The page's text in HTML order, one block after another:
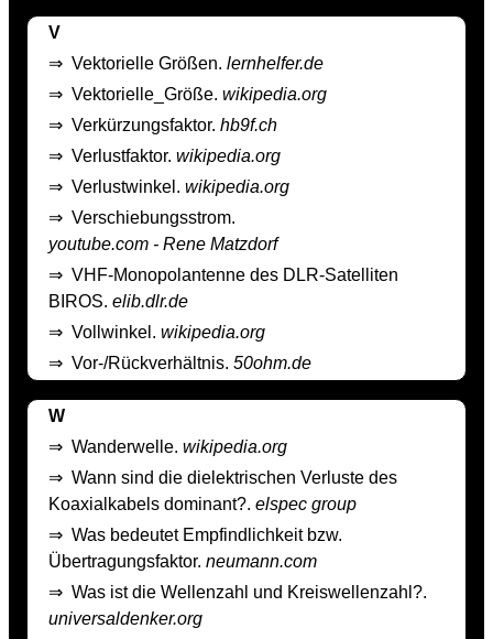
V
⇒ Vektorielle Größen. lernhelfer.de
⇒ Vektorielle_Größe. wikipedia.org
⇒ Verkürzungsfaktor. hb9f.ch
⇒ Verlustfaktor. wikipedia.org
⇒ Verlustwinkel. wikipedia.org
⇒ Verschiebungsstrom.
youtube.com - Rene Matzdorf
⇒ VHF-Monopolantenne des DLR-Satelliten
BIROS. elib.dlr.de
⇒ Vollwinkel. wikipedia.org
⇒ Vor-/Rückverhältnis. 50ohm.de
W
⇒ Wanderwelle. wikipedia.org
⇒ Wann sind die dielektrischen Verluste des
Koaxialkabels dominant?. elspec group
⇒ Was bedeutet Empfindlichkeit bzw.
Übertragungsfaktor. neumann.com
⇒ Was ist die Wellenzahl und Kreiswellenzahl?.
universaldenker.org